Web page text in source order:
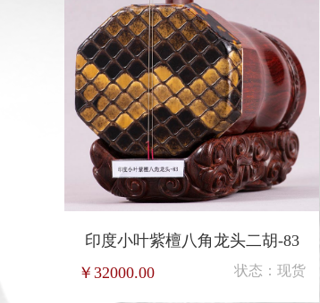
印度小叶紫檀八角龙头二胡-83
￥32000.00
状态：现货